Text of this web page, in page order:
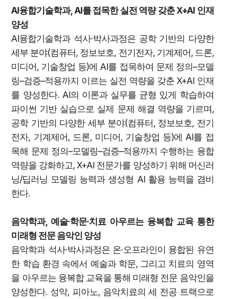
AI융합기술학과, AI를 접목한 실전 역량 갖춘 X+AI 인재
양성
AI융합기술학과 석사·박사과정은 공학 기반의 다양한
세부 분야(컴퓨터, 정보보호, 전기전자, 기계제어, 드론,
미디어, 기술창업 등)에 AI를 접목하여 문제 정의–모델
링–검증–적용까지 이르는 실전 역량을 갖춘 X+AI 인재
를 양성한다. AI의 이론과 실무를 균형 있게 학습하여
파이썬 기반 실습으로 실제 문제 해결 역량을 기르며,
공학 기반의 다양한 세부 분야(컴퓨터, 정보보호, 전기
전자, 기계제어, 드론, 미디어, 기술창업 등)에 AI를 접
목해 문제 정의–모델링–검증–적용까지 수행하는 융합
역량을 강화하고, X+AI 전문가를 양성하기 위해 머신러
닝/딥러닝 모델링 능력과 생성형 AI 활용 능력을 겸비
한다.
음악학과, 예술·학문·치료 아우르는 융복합 교육 통한
미래형 전문 음악인 양성
음악학과 석사·박사과정은 온·오프라인이 융합된 유연
한 학습 환경 속에서 예술과 학문, 그리고 치료의 영역
을 아우르는 융복합 교육을 통해 미래형 전문 음악인을
양성한다. 성악, 피아노, 음악치료의 세 전공 트랙으로